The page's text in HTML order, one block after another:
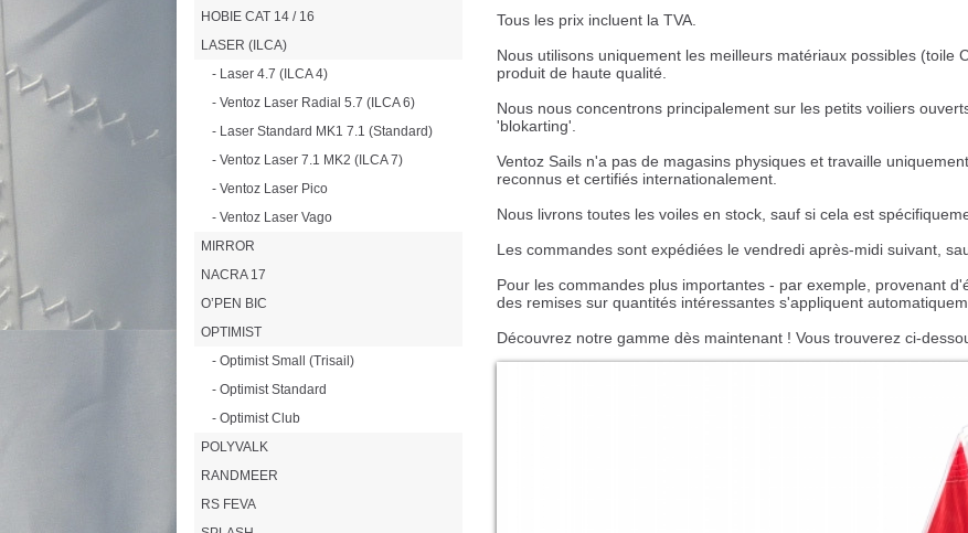
HOBIE CAT 14 / 16
LASER (ILCA)
- Laser 4.7 (ILCA 4)
- Ventoz Laser Radial 5.7 (ILCA 6)
- Laser Standard MK1 7.1 (Standard)
- Ventoz Laser 7.1 MK2 (ILCA 7)
- Ventoz Laser Pico
- Ventoz Laser Vago
MIRROR
NACRA 17
O’PEN BIC
OPTIMIST
- Optimist Small (Trisail)
- Optimist Standard
- Optimist Club
POLYVALK
RANDMEER
RS FEVA
Tous les prix incluent la TVA.
Nous utilisons uniquement les meilleurs matériaux possibles (toile
produit de haute qualité.
Nous nous concentrons principalement sur les petits voiliers
'blokarting'.
Ventoz Sails n'a pas de magasins physiques et travaille
reconnus et certifiés internationalement.
Nous livrons toutes les voiles en stock, sauf si cela est
Les commandes sont expédiées le vendredi après-midi suivant,
Pour les commandes plus importantes - par exemple, provenant
des remises sur quantités intéressantes s'appliquent
Découvrez notre gamme dès maintenant ! Vous trouverez ci-